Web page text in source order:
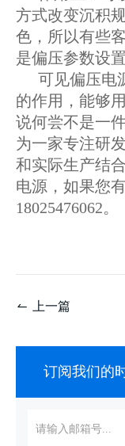
方式改变沉积
色，所以有些
是偏压参数设
可见偏压电
的作用，能够
说何尝不是一
为一家专注研
和实际生产结
电源，如果您
18025476062。
上一篇
订阅我们的